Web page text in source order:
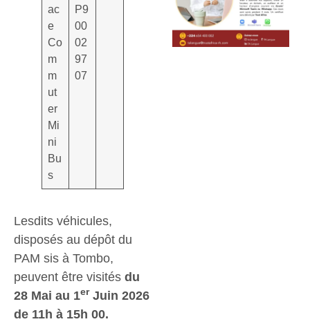
ac
e
Co
m
m
ut
er
Mi
ni
Bu
s
P9
00
02
97
07
Lesdits véhicules,
disposés au dépôt du
PAM sis à Tombo,
peuvent être visités du
28 Mai au 1erJuin 2026
de 11h à 15h 00.